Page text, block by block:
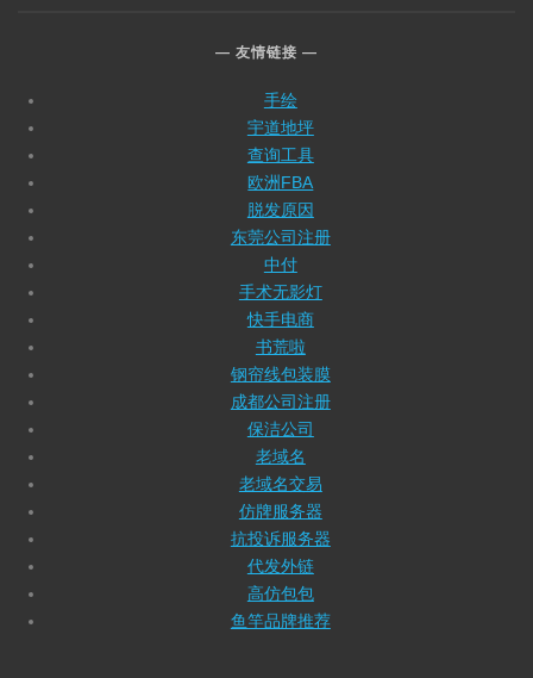
友情链接
手绘
宇道地坪
查询工具
欧洲FBA
脱发原因
东莞公司注册
中付
手术无影灯
快手电商
书荒啦
钢帘线包装膜
成都公司注册
保洁公司
老域名
老域名交易
仿牌服务器
抗投诉服务器
代发外链
高仿包包
鱼竿品牌推荐